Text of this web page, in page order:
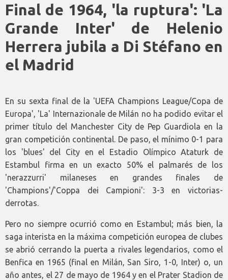
Final de 1964, 'la ruptura': 'La
Grande Inter' de Helenio
Herrera jubila a Di Stéfano en
el Madrid
En su sexta final de la 'UEFA Champions League/Copa de
Europa', 'La' Internazionale de Milán no ha podido evitar el
primer título del Manchester City de Pep Guardiola en la
gran competición continental. De paso, el mínimo 0-1 para
los 'blues' del City en el Estadio Olímpico Ataturk de
Estambul firma en un exacto 50% el palmarés de los
'nerazzurri' milaneses en grandes finales de
'Champions'/'Coppa dei Campioni': 3-3 en victorias-
derrotas.
Pero no siempre ocurrió como en Estambul; más bien, la
saga interista en la máxima competición europea de clubes
se abrió cerrando la puerta a rivales legendarios, como el
Benfica en 1965 (final en Milán, San Siro, 1-0, Inter) o, un
año antes, el 27 de mayo de 1964 y en el Prater Stadion de